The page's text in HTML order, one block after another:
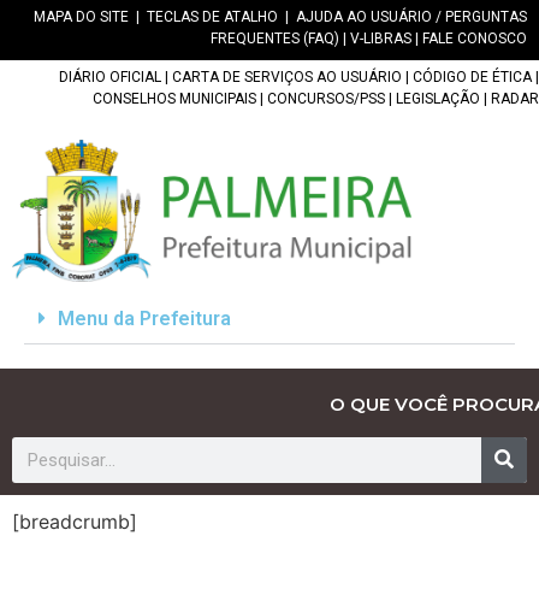
MAPA DO SITE TECLAS DE ATALHO
AJUDA AO USUÁRIO / PERGUNTAS
FREQUENTES (FAQ)
V-LIBRAS FALE CONOSCO
DIÁRIO OFICIAL CARTA DE SERVIÇOS AO USUÁRIO CÓDIGO DE ÉTICA|
CONSELHOS MUNICIPAIS
CONCURSOS/PSS LEGISLAÇÃO RADAR
Menu da Prefeitura
O QUE VOCÊ
[breadcrumb]